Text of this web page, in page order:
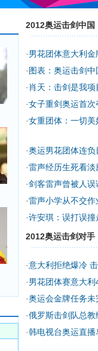
2012奥运击剑中国
·男花团体意大利
·图表：奥运击剑
·肖天：击剑是我
·女子重剑奥运首
·女重团体：一切
·奥运男花团体连
·雷声经历生死看
·剑客雷声曾被人
·雷声小学从不交
·许安琪：误打误
2012奥运击剑对手
·意大利拒绝爆冷
·男花团体赛意大
·奥运会金牌任务
·俄罗斯击剑队总
·韩电视台奥运直